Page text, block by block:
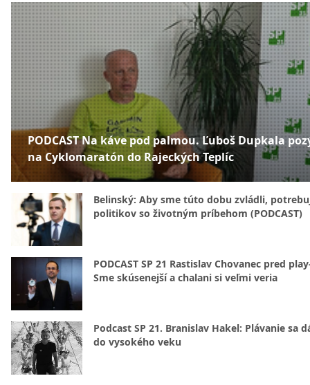
PODCAST Na káve pod palmou. Ľuboš Dupkala
na Cyklomaratón do Rajeckých Teplíc
Belinský: Aby sme túto dobu zvládli,
politikov so životným príbehom (PODCAST)
PODCAST SP 21 Rastislav Chovanec pred
Sme skúsenejší a chalani si veľmi veria
Podcast SP 21. Branislav Hakel: Plávanie sa
do vysokého veku